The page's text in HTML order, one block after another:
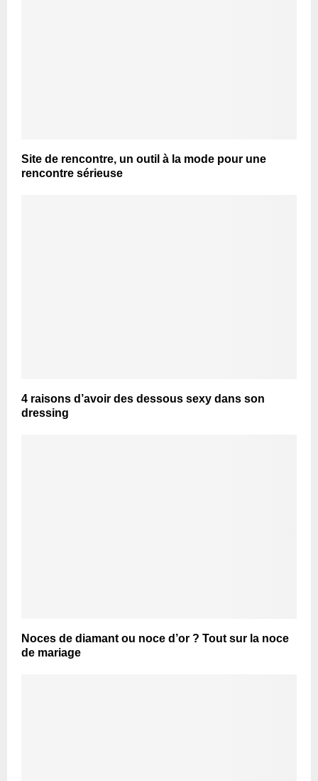
Site de rencontre, un outil à la mode pour une
rencontre sérieuse
4 raisons d’avoir des dessous sexy dans son
dressing
Noces de diamant ou noce d’or ? Tout sur la noce
de mariage